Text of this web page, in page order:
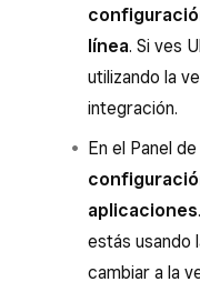
línea. Si ves
utilizando la
integración.
En el Panel
aplicaciones
estás usando
cambiar a la